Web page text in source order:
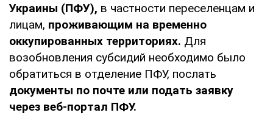
Украины (ПФУ), в частности переселенцам и
лицам, проживающим на временно
оккупированных территориях. Для
возобновления субсидий необходимо было
обратиться в отделение ПФУ, послать
документы по почте или подать заявку
через веб-портал ПФУ.